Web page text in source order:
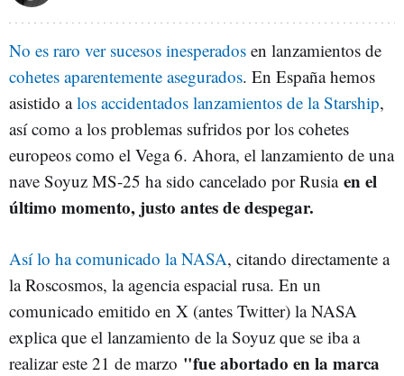
No es raro ver sucesos inesperados en lanzamientos de
cohetes aparentemente asegurados. En España hemos
asistido alos accidentados lanzamientos de la Starship,
así como a los problemas sufridos por los cohetes
europeos como el Vega 6. Ahora, el lanzamiento de una
nave Soyuz MS-25 ha sido cancelado por Rusia en el
último momento, justo antes de despegar.
Así lo ha comunicado la NASA, citando directamente a
la Roscosmos, la agencia espacial rusa. En un
comunicado emitido en X (antes Twitter) la NASA
explica que el lanzamiento de la Soyuz que se iba a
realizar este 21 de marzo "fue abortado en la marca